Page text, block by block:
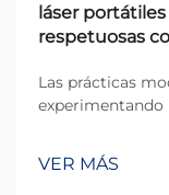
láser
respetuosas
Las prácticas
sostenibles y
métodos
VER MÁS